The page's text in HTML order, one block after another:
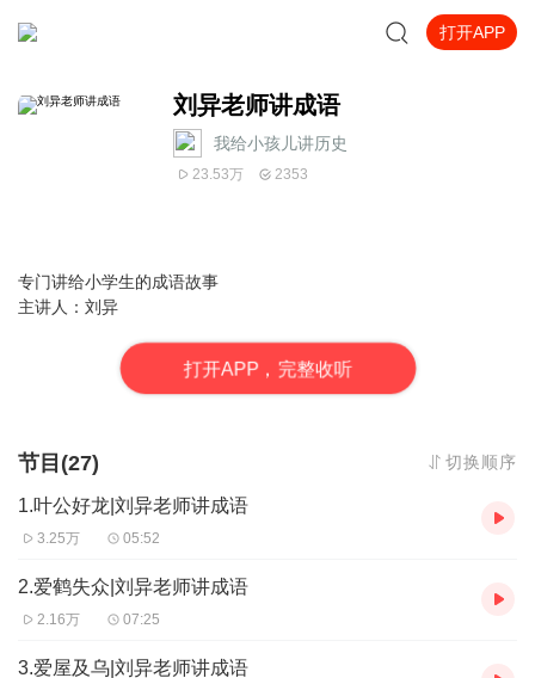
打开APP
刘异老师讲成语
我给小孩儿讲历史
23.53万 2353
专门讲给小学生的成语故事
主讲人：刘异
打开APP，完整收听
节目(27) 切换顺序
1.叶公好龙|刘异老师讲成语
3.25万 05:52
2.爱鹤失众|刘异老师讲成语
2.16万 07:25
3.爱屋及乌|刘异老师讲成语